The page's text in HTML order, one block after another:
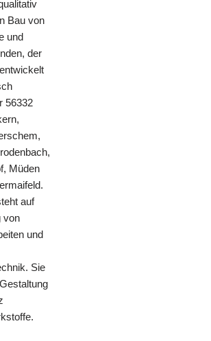
Bau von
und
der
56332
Müden
auf
von
und
Sie